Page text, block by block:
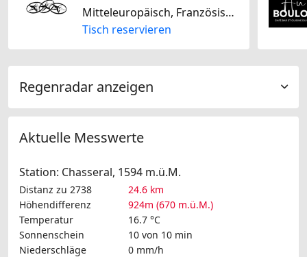
Mitteleuropäisch, Französisch, Schweizerisch, Glutenfrei, Laktosefrei, Nussfrei, Sojafrei, Nur vegan, Nur vegetarisch
Tisch reservieren
Regenradar anzeigen
Aktuelle Messwerte
Station: Chasseral, 1594 m.ü.M.
Distanz zu 2738
24.6 km
Höhendifferenz
924m (670 m.ü.M.)
Temperatur
16.7 °C
Sonnenschein
10 von 10 min
Niederschläge
0 mm/h